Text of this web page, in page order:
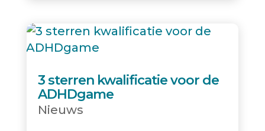
3 sterren kwalificatie voor de
ADHDgame
Nieuws